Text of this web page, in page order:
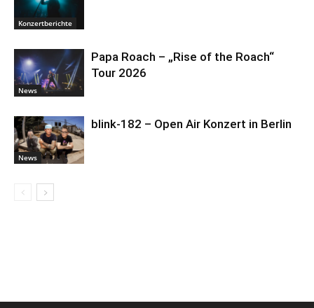
Konzertberichte
News
Papa Roach – „Rise of the Roach“
Tour 2026
News
blink-182 – Open Air Konzert in Berlin